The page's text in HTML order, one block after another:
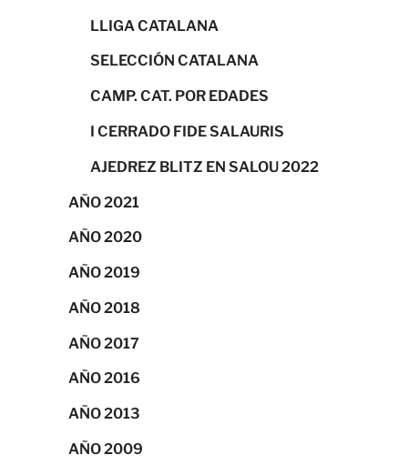
LLIGA CATALANA
SELECCIÓN CATALANA
CAMP. CAT. POR EDADES
I CERRADO FIDE SALAURIS
AJEDREZ BLITZ EN SALOU 2022
AÑO 2021
AÑO 2020
AÑO 2019
AÑO 2018
AÑO 2017
AÑO 2016
AÑO 2013
AÑO 2009